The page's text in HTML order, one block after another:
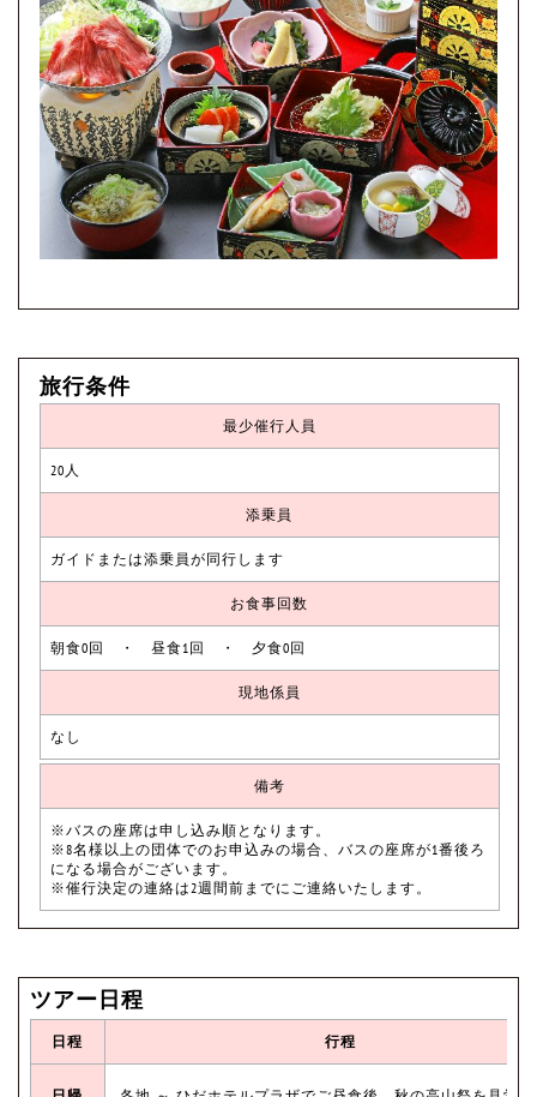
旅行条件
最少催行人員
20人
添乗員
ガイドまたは添乗員が同行します
お食事回数
朝食0回 ・ 昼食1回 ・ 夕食0回
現地係員
なし
備考
※バスの座席は申し込み順となります。
※8名様以上の団体でのお申込みの場合、バスの座席が1番後ろ
になる場合がございます。
※催行決定の連絡は2週間前までにご連絡いたします。
ツアー日程
日程 行程